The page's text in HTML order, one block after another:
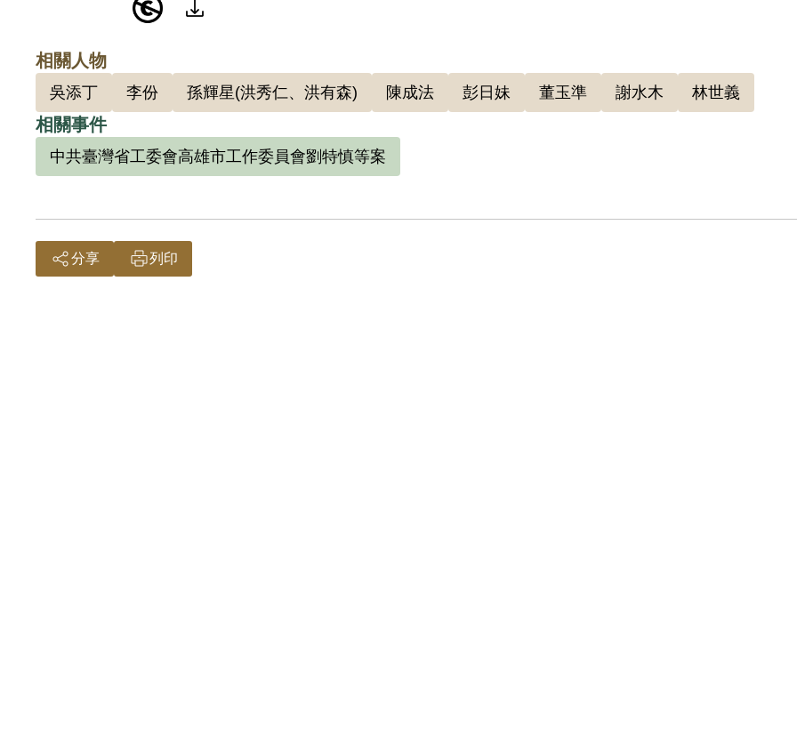
相關人物
吳添丁 李份 孫輝星(洪秀仁、洪有森) 陳成法 彭日妹 董玉準 謝水木 林世義
相關事件
中共臺灣省工委會高雄市工作委員會劉特慎等案
分享 列印